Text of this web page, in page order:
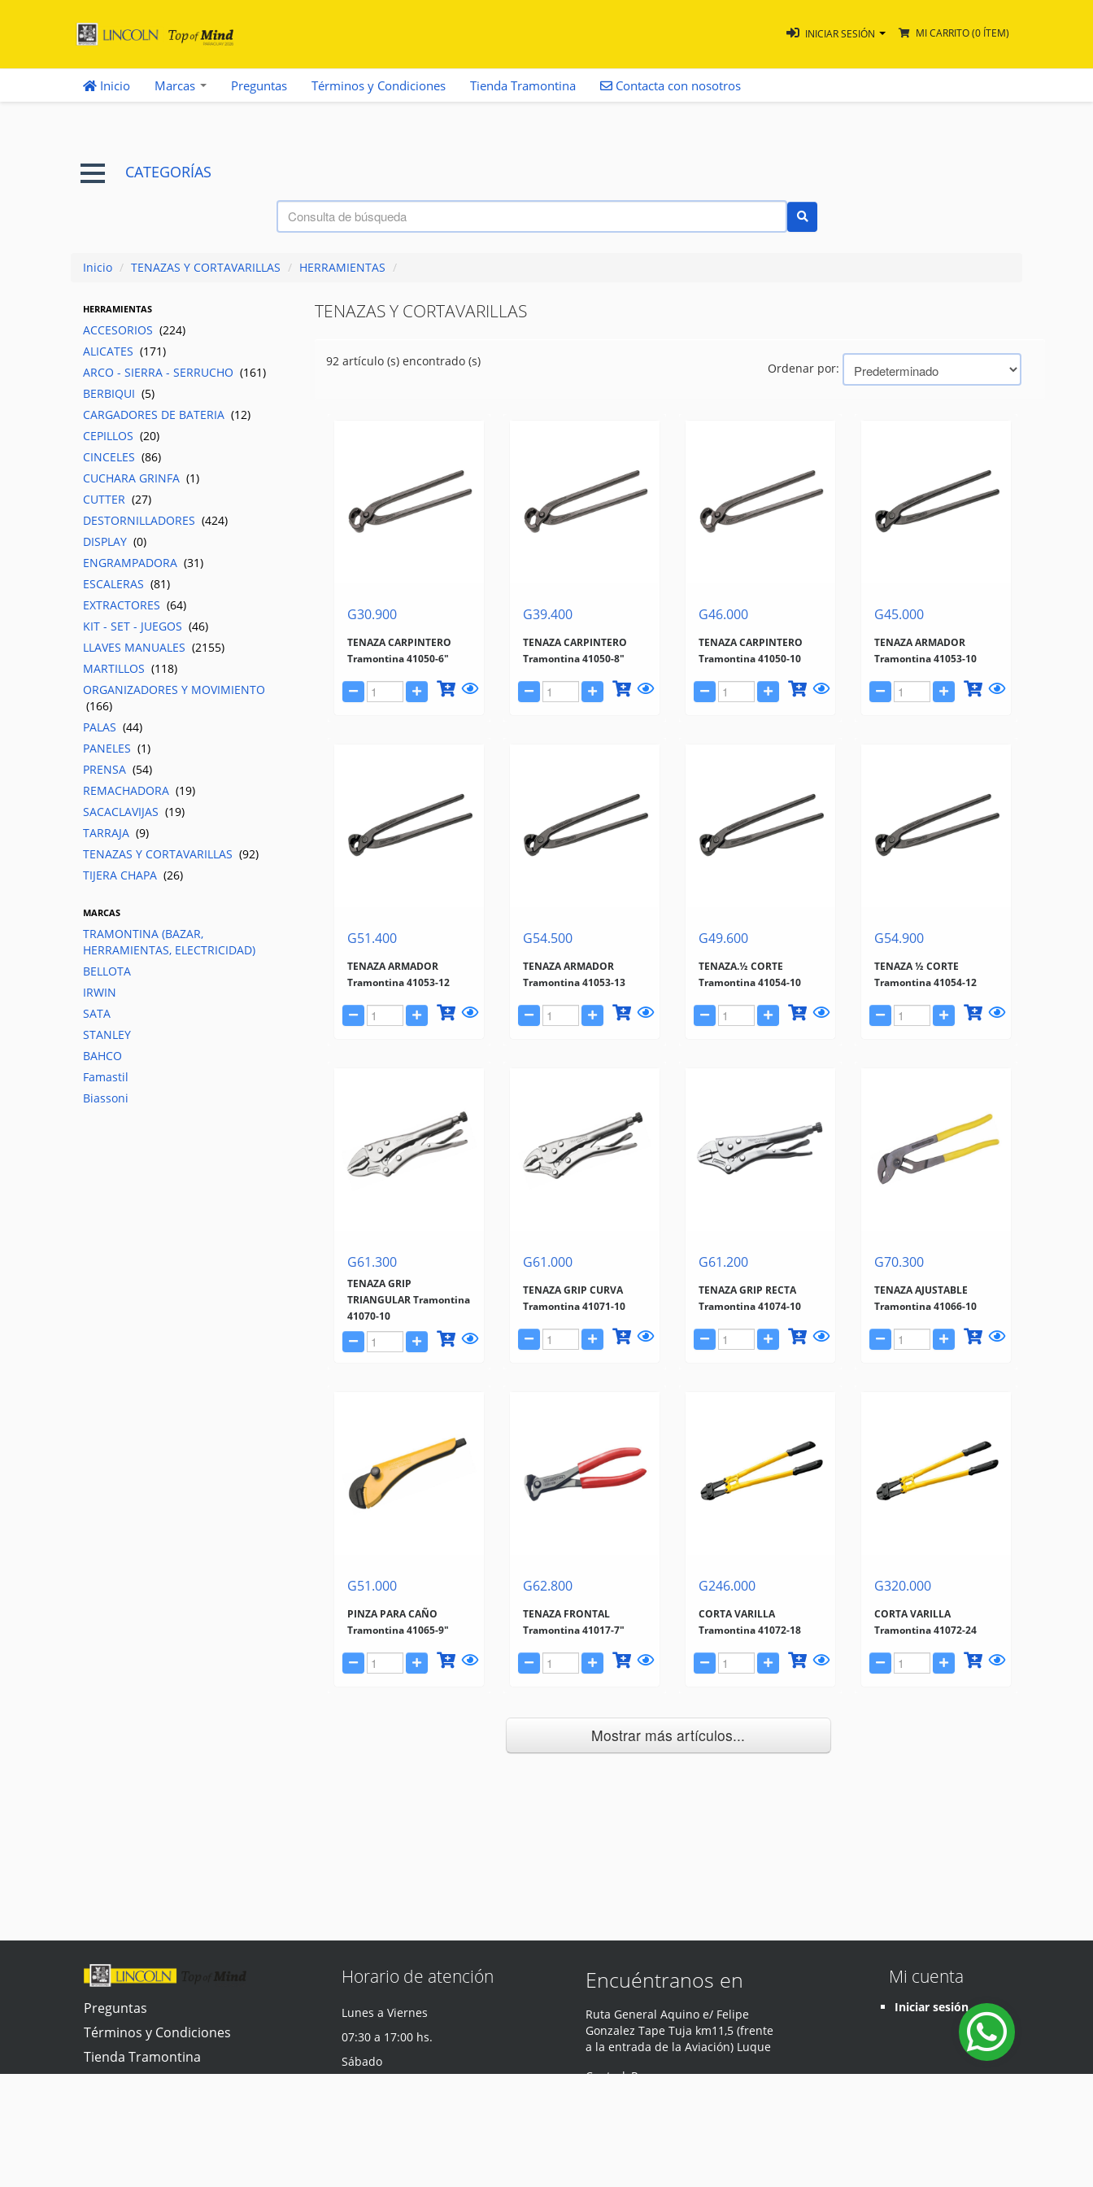
INICIAR SESIÓN MI CARRITO(0 ÍTEM)
Inicio Marcas Preguntas Términos y Condiciones Tienda Tramontina Contacta con nosotros
CATEGORÍAS
Inicio / TENAZAS Y CORTAVARILLAS / HERRAMIENTAS /
HERRAMIENTAS
ACCESORIOS (224)
ALICATES (171)
ARCO - SIERRA - SERRUCHO (161)
BERBIQUI (5)
CARGADORES DE BATERIA (12)
CEPILLOS (20)
CINCELES (86)
CUCHARA GRINFA (1)
CUTTER (27)
DESTORNILLADORES (424)
DISPLAY (0)
ENGRAMPADORA (31)
ESCALERAS (81)
EXTRACTORES (64)
KIT - SET - JUEGOS (46)
LLAVES MANUALES (2155)
MARTILLOS (118)
ORGANIZADORES Y MOVIMIENTO
(166)
PALAS (44)
PANELES (1)
PRENSA (54)
REMACHADORA (19)
SACACLAVIJAS (19)
TARRAJA (9)
TENAZAS Y CORTAVARILLAS (92)
TIJERA CHAPA (26)
MARCAS
TRAMONTINA (BAZAR,
HERRAMIENTAS, ELECTRICIDAD)
BELLOTA
IRWIN
SATA
STANLEY
BAHCO
Famastil
Biassoni
TENAZAS Y CORTAVARILLAS
92 artículo (s) encontrado (s) Ordenar por:
G30.900
TENAZA CARPINTERO
Tramontina 41050-6"
G39.400
TENAZA CARPINTERO
Tramontina 41050-8"
G46.000
TENAZA CARPINTERO
Tramontina 41050-10
G45.000
TENAZA ARMADOR
Tramontina 41053-10
G51.400
TENAZA ARMADOR
Tramontina 41053-12
G54.500
TENAZA ARMADOR
Tramontina 41053-13
G49.600
TENAZA.½ CORTE
Tramontina 41054-10
G54.900
TENAZA ½ CORTE
Tramontina 41054-12
G61.300
TENAZA GRIP
TRIANGULAR Tramontina
41070-10
G61.000
TENAZA GRIP CURVA
Tramontina 41071-10
G61.200
TENAZA GRIP RECTA
Tramontina 41074-10
G70.300
TENAZA AJUSTABLE
Tramontina 41066-10
G51.000
PINZA PARA CAÑO
Tramontina 41065-9"
G62.800
TENAZA FRONTAL
Tramontina 41017-7"
G246.000
CORTA VARILLA
Tramontina 41072-18
G320.000
CORTA VARILLA
Tramontina 41072-24
Mostrar más artículos...
Preguntas
Términos y Condiciones
Tienda Tramontina
Horario de atención
Lunes a Viernes
07:30 a 17:00 hs.
Sábado
Encuéntranos en
Ruta General Aquino e/ Felipe
Gonzalez Tape Tuja km11,5 (frente
a la entrada de la Aviación) Luque
Central,Paraguay
Mi cuenta
Iniciar sesión